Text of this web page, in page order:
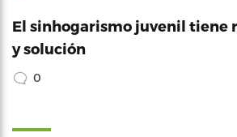
El sinhogarismo juvenil tiene
y solución
0